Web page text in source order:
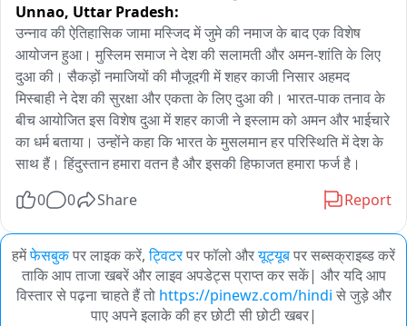
Unnao, Uttar Pradesh:
उन्नाव की ऐतिहासिक जामा मस्जिद में जुमे की नमाज के बाद एक विशेष
आयोजन हुआ। मुस्लिम समाज ने देश की सलामती और अमन-शांति के लिए
दुआ की। सैकड़ों नमाजियों की मौजूदगी में शहर काजी निसार अहमद
मिस्बाही ने देश की सुरक्षा और एकता के लिए दुआ की। भारत-पाक तनाव के
बीच आयोजित इस विशेष दुआ में शहर काजी ने इस्लाम को अमन और भाईचारे
का धर्म बताया। उन्होंने कहा कि भारत के मुसलमान हर परिस्थिति में देश के
साथ हैं। हिंदुस्तान हमारा वतन है और इसकी हिफाजत हमारा फर्ज है।
0
0 Share Report
हमेंफेसबुकपर लाइक करें, ट्विटरपर फॉलो औरयूट्यूबपर सब्सक्राइब्ड करें
ताकि आप ताजा खबरें और लाइव अपडेट्स प्राप्त कर सकें| और यदि आप
विस्तार से पढ़ना चाहते हैं तो https://pinewz.com/hindi से जुड़े और
पाए अपने इलाके की हर छोटी सी छोटी खबर|